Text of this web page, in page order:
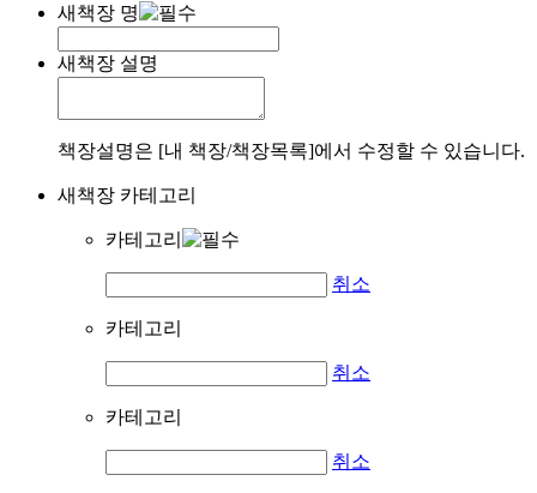
새책장 명
새책장 설명
책장설명은 [내 책장/책장목록]에서 수정할 수 있습니다.
새책장 카테고리
카테고리
취소
카테고리
취소
카테고리
취소